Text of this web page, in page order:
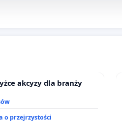
akcyzy dla branży
o przejrzystości